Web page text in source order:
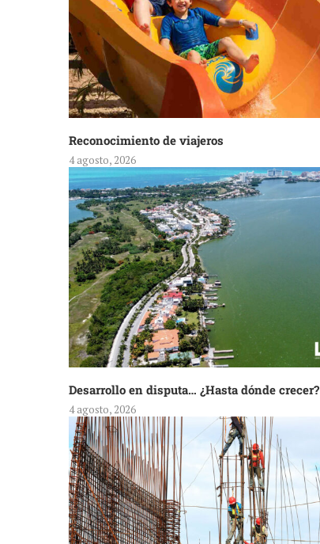
Reconocimiento de viajeros
4 agosto, 2026
Desarrollo en disputa… ¿Hasta dónde crecer?
4 agosto, 2026